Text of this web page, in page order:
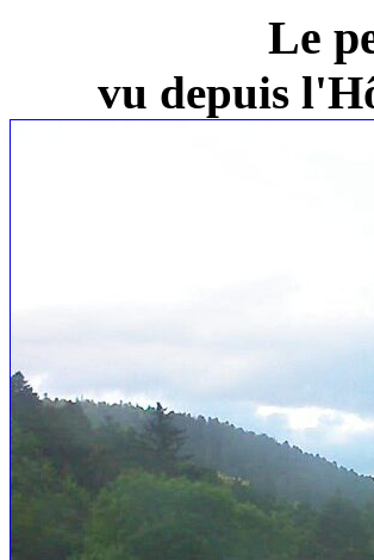
Le
vu depuis